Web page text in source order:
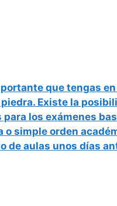
que tengas
Existe la
para los exámenes
o simple orden
de aulas unos días